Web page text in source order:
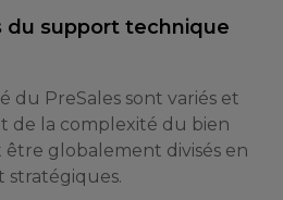
du support technique
du PreSales sont variés et
de la complexité du bien
globalement divisés en
stratégiques.